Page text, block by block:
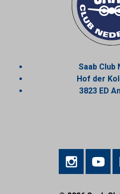
Saab Club
Hof der
3823 ED